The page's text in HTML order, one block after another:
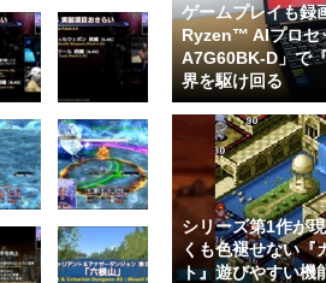
ゲームプレイも録
Ryzen™ AIプロセ
A7G60BK-D」で
界を駆け回る
シリーズ第1作が
くも色褪せない『
ト』遊びやすい機